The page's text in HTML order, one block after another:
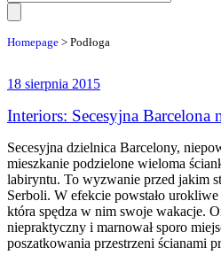
Homepage > Podłoga
18 sierpnia 2015
Interiors: Secesyjna Barcelona
Secesyjna dzielnica Barcelony,
mieszkanie podzielone wieloma
labiryntu. To wyzwanie przed jakim
Serboli. W efekcie powstało
która spędza w nim swoje wakacje.
niepraktyczny i marnował sporo
poszatkowania przestrzeni ścianami